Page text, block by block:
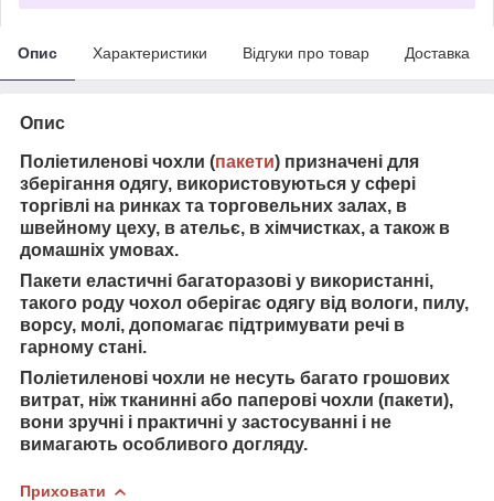
Опис Характеристики Відгуки про товар Доставка
Опис
Поліетиленові чохли (пакети) призначені для
зберігання одягу, використовуються у сфері
торгівлі на ринках та торговельних залах, в
швейному цеху, в ательє, в хімчистках, а також в
домашніх умовах.
Пакети еластичні багаторазові у використанні,
такого роду чохол оберігає одягу від вологи, пилу,
ворсу, молі, допомагає підтримувати речі в
гарному стані.
Поліетиленові чохли не несуть багато грошових
витрат, ніж тканинні або паперові чохли (пакети),
вони зручні і практичні у застосуванні і не
вимагають особливого догляду.
Приховати